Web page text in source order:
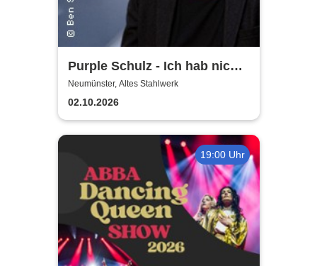
Purple Schulz - Ich hab nicht
ewig Zeit - Die Tour zum
Siebzigsten
Neumünster, Altes Stahlwerk
02.10.2026
19:00 Uhr